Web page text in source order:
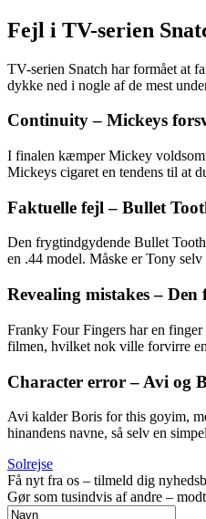
Fejl i TV-serien
TV-serien Snatch har formået at
dykke ned i nogle af de mest
Continuity – Mickeys
I finalen kæmper Mickey
Mickeys cigaret en tendens til at
Faktuelle fejl – Bullet
Den frygtindgydende Bullet
en .44 model. Måske er Tony
Revealing mistakes –
Franky Four Fingers har en
filmen, hvilket nok ville forvirre
Character error – Avi og
Avi kalder Boris for this goyim,
hinandens navne, så selv en
Solrejse
Få nyt fra os – tilmeld dig
Gør som tusindvis af andre –